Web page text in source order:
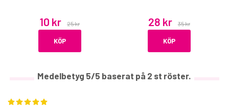
10 kr 25 kr
KÖP
28 kr 35 kr
KÖP
Medelbetyg 5/5 baserat på 2 st röster.